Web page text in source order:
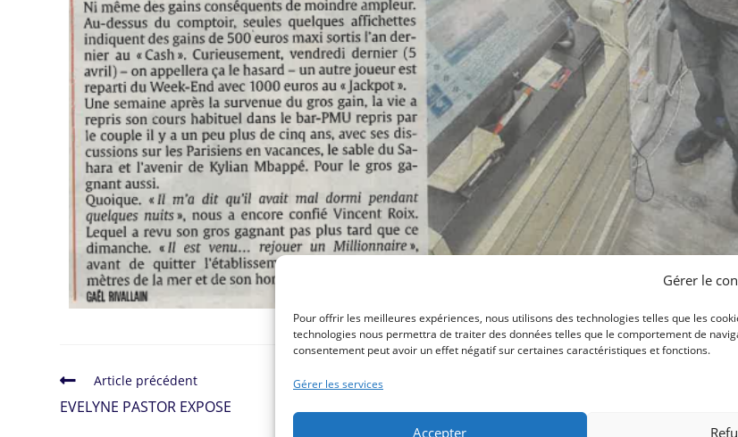
Gérer le
Pour offrir les meilleures expériences, nous utilisons des technologies telles que les
technologies nous permettra de traiter des données telles que le comportement de
consentement peut avoir un effet négatif sur certaines caractéristiques et fonctions.
Gérer les services
Accepter
Article précédent
EVELYNE PASTOR EXPOSE